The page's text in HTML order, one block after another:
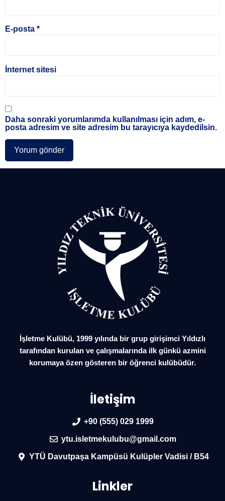
E-posta *
İnternet sitesi
Daha sonraki yorumlarımda kullanılması için adım, e-
posta adresim ve site adresim bu tarayıcıya kaydedilsin.
İşletme Kulübü, 1999 yılında bir grup girişimci Yıldızlı
tarafından kurulan ve çalışmalarında ilk günkü azmini
korumaya özen gösteren bir öğrenci kulübüdür.
İletişim
+90 (555) 029 1999
ytu.isletmekulubu@gmail.com
YTÜ Davutpaşa Kampüsü Kulüpler Vadisi / B54
Linkler